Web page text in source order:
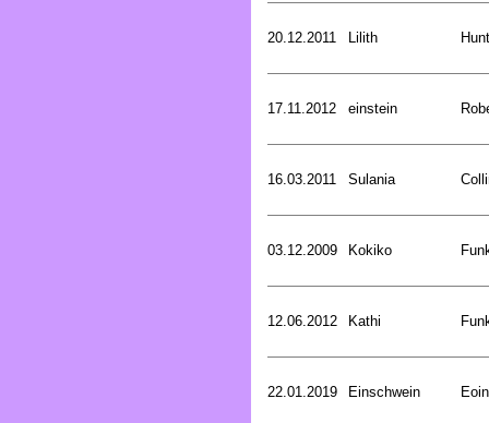
20.12.2011 Lilith
17.11.2012 einstein
16.03.2011 Sulania
03.12.2009 Kokiko
12.06.2012 Kathi
22.01.2019 Einschwein